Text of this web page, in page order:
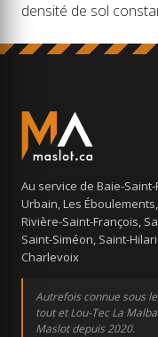
densité de sol
Au service de Baie-
Urbain, Les
Rivière-Saint-François,
Saint-Siméon, Saint-
Charlevoix
Autrefois connue sous
tout et Lou-Tec La
Maslot depuis 2020.